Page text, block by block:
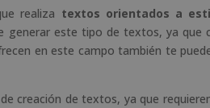
realiza textos orientados a
generar este tipo de textos, ya
en este campo también te
creación de textos, ya que